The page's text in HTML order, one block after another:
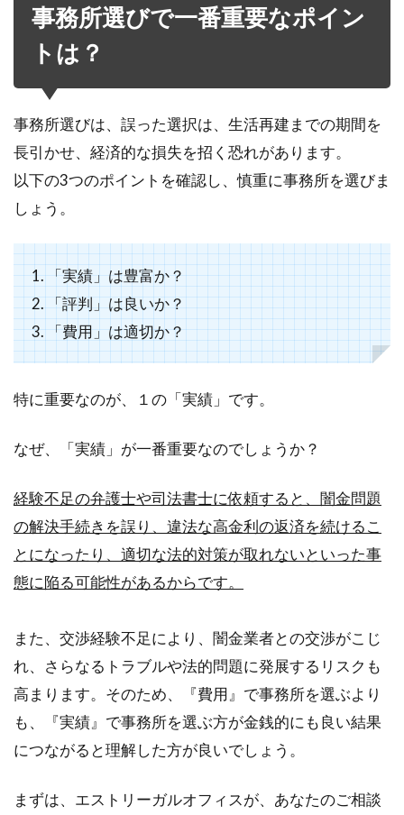
事務所選びで一番重要なポイン
トは？
事務所選びは、誤った選択は、生活再建までの期間を
長引かせ、経済的な損失を招く恐れがあります。
以下の3つのポイントを確認し、慎重に事務所を選びま
しょう。
1. 「実績」は豊富か？
2. 「評判」は良いか？
3. 「費用」は適切か？
特に重要なのが、１の「実績」です。
なぜ、「実績」が一番重要なのでしょうか？
経験不足の弁護士や司法書士に依頼すると、闇金問題
の解決手続きを誤り、違法な高金利の返済を続けるこ
とになったり、適切な法的対策が取れないといった事
態に陥る可能性があるからです。
また、交渉経験不足により、闇金業者との交渉がこじ
れ、さらなるトラブルや法的問題に発展するリスクも
高まります。そのため、『費用』で事務所を選ぶより
も、『実績』で事務所を選ぶ方が金銭的にも良い結果
につながると理解した方が良いでしょう。
まずは、エストリーガルオフィスが、あなたのご相談